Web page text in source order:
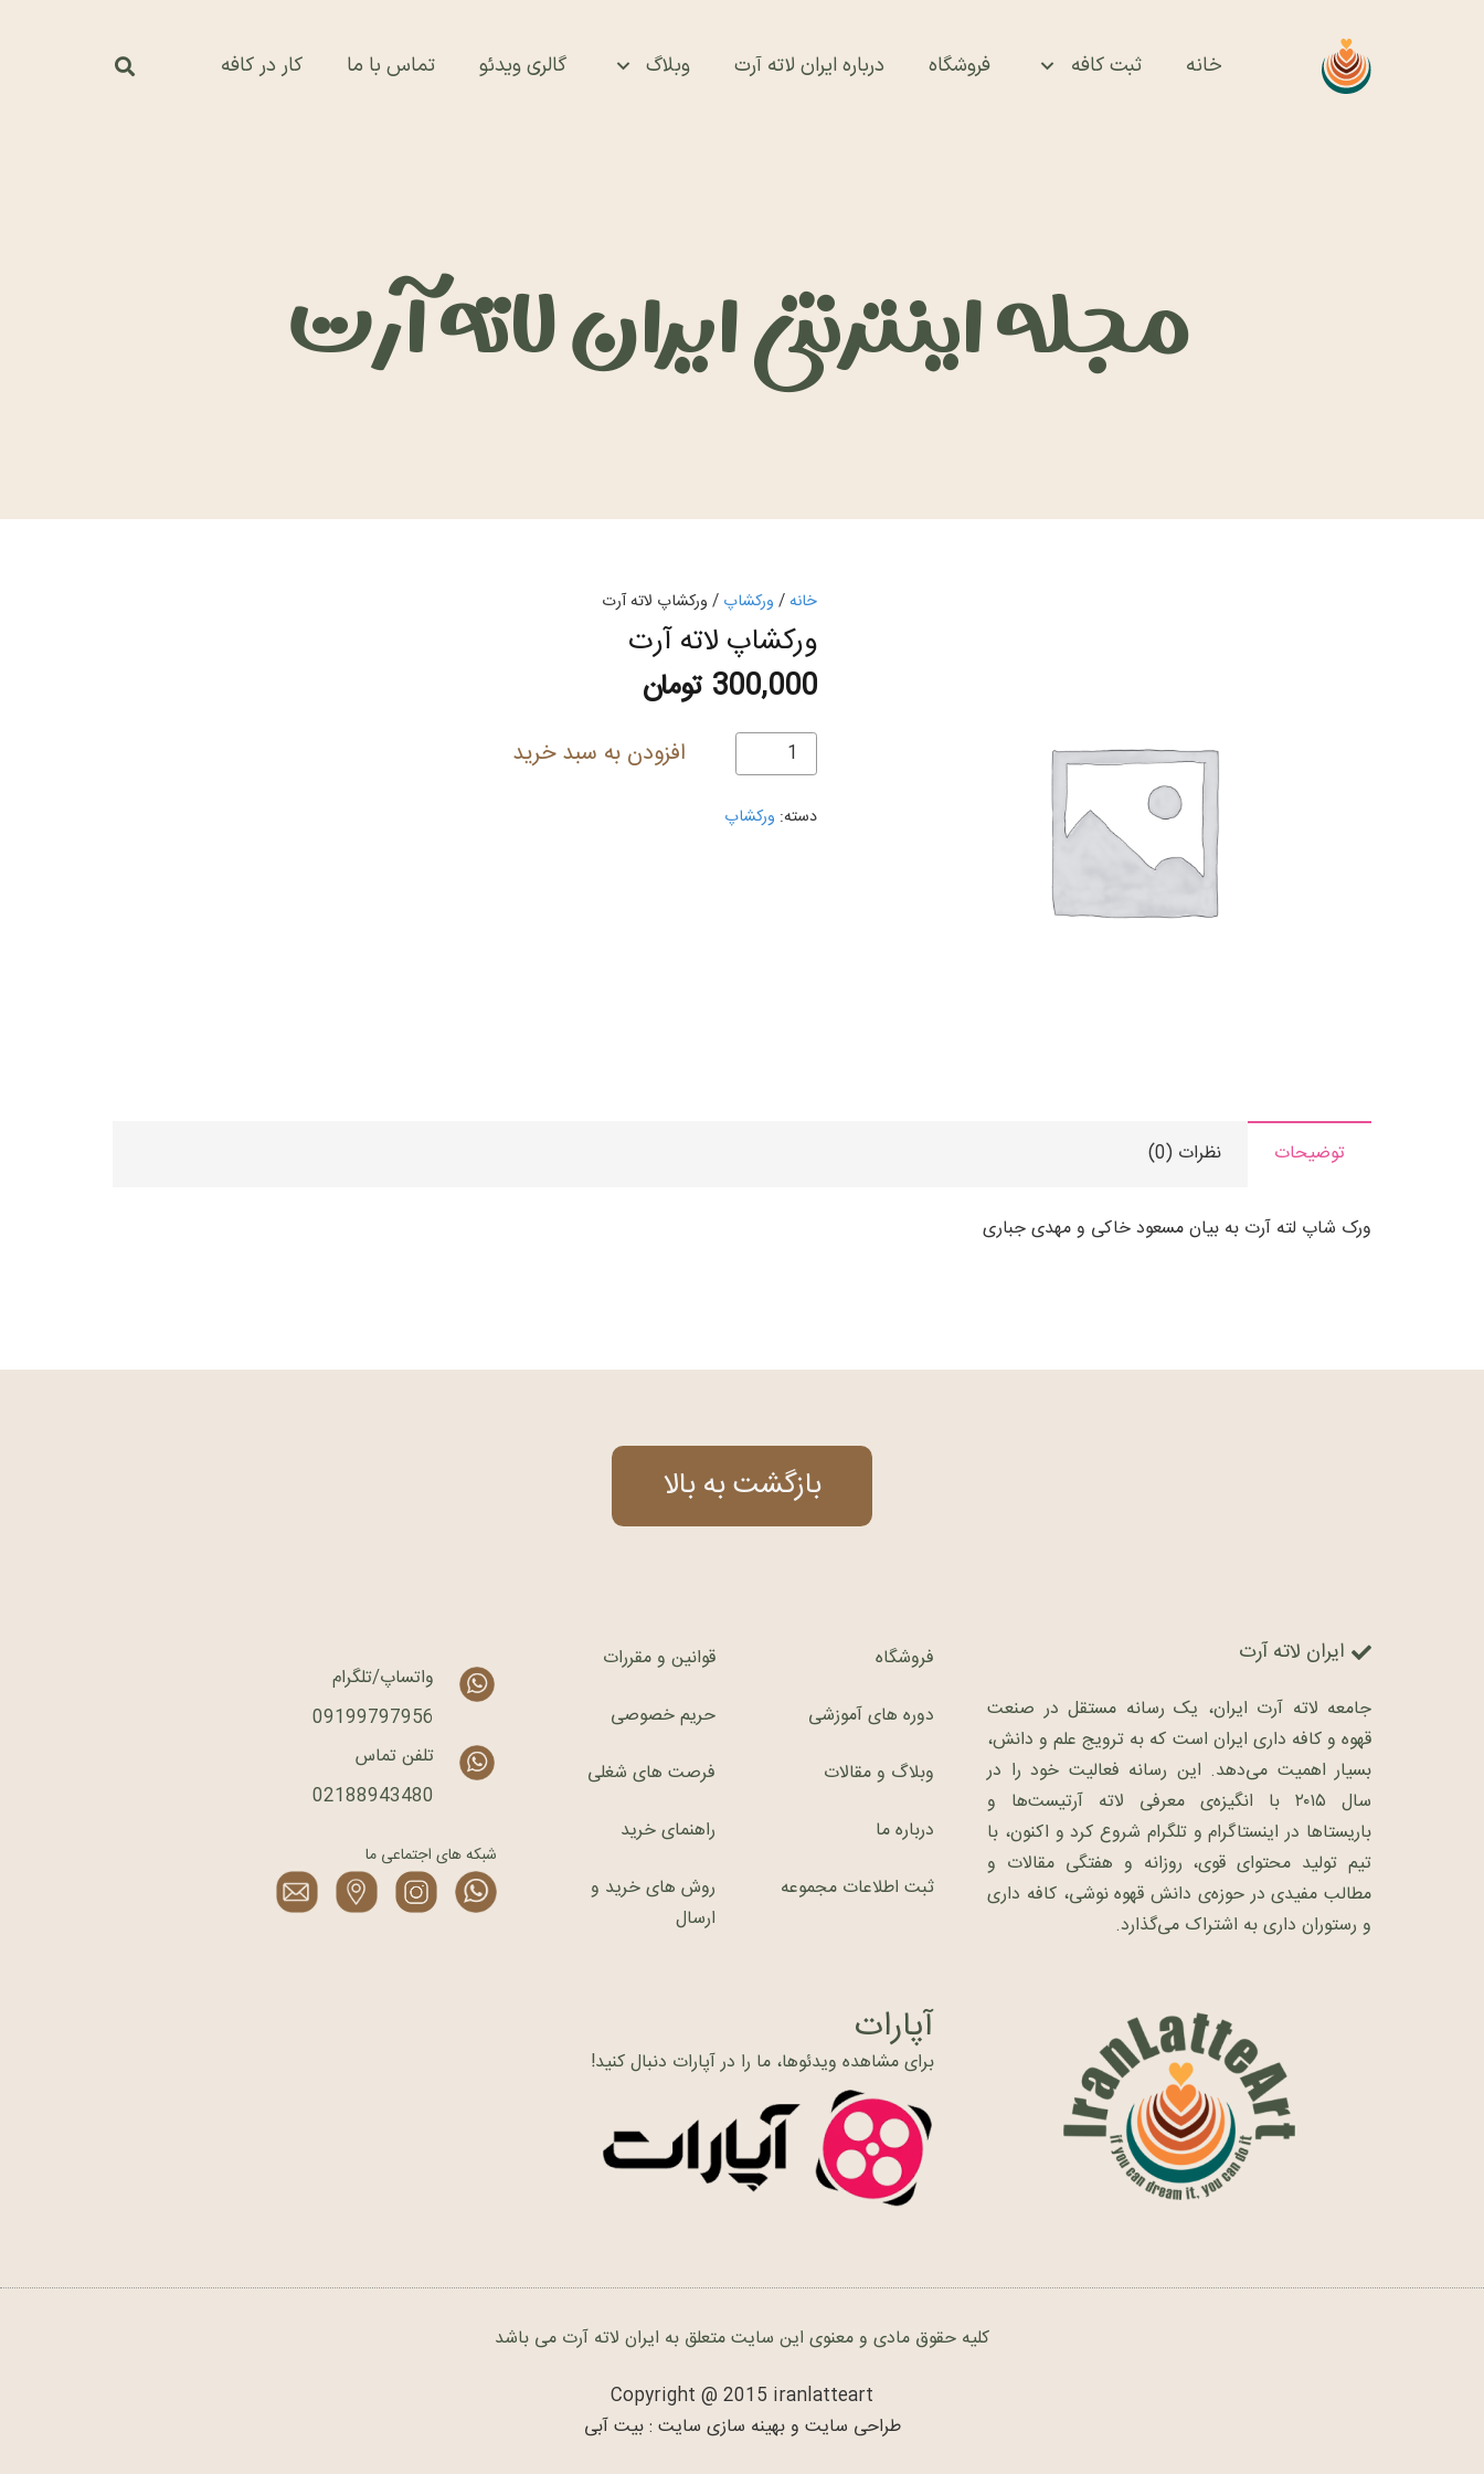
خانه ثبت کافه فروشگاه درباره ایران لاته آرت وبلاگ گالری ویدئو تماس با ما کار در کافه
مجله اینترنتی ایران لاته آرت
خانه/ ورکشاپ / ورکشاپ لاته آرت
ورکشاپ لاته آرت
300,000 تومان
ورکشاپ
لاته
آرت
افزودن به سبد خرید
دسته: ورکشاپ
توضیحات نظرات (0)
ورک شاپ لته آرت به بیان مسعود خاکی و مهدی جباری
بازگشت به بالا
ایران لاته آرت
جامعه لاته آرت ایران، یک رسانه مستقل در صنعت
قهوه و کافه داری ایران است که به ترویج علم و دانش،
بسیار اهمیت می‌دهد. این رسانه فعالیت خود را در
سال ۲۰۱۵ با انگیزه‌ی معرفی لاته آرتیست‌ها و
باریستاها در اینستاگرام و تلگرام شروع کرد و اکنون، با
تیم تولید محتوای قوی، روزانه و هفتگی مقالات و
مطالب مفیدی در حوزه‌ی دانش قهوه نوشی، کافه داری
و رستوران داری به اشتراک می‌گذارد.
فروشگاه
دوره های آموزشی
وبلاگ و مقالات
درباره ما
ثبت اطلاعات مجموعه
قوانین و مقررات
حریم خصوصی
فرصت های شغلی
راهنمای خرید
روش های خرید و
ارسال
واتساپ/تلگرام
09199797956
تلفن تماس
02188943480
شبکه های اجتماعی ما
آپارات
برای مشاهده ویدئوها، ما را در آپارات دنبال کنید!
کلیه حقوق مادی و معنوی این سایت متعلق به ایران لاته آرت می باشد
Copyright @ 2015 iranlatteart
طراحی سایت و بهینه سازی سایت : بیت آبی